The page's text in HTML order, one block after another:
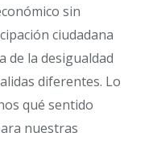
sin
ciudadana
de la desigualdad
diferentes. Lo
qué sentido
nuestras